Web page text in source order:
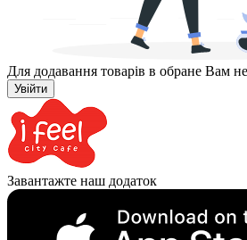
Для додавання товарів в обране Вам
Увійти
Завантажте наш додаток